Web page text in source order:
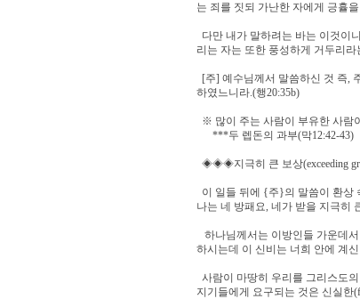
는 죄를 짓되 가난한 자에게 긍휼
다만 내가 말하려는 바는 이것이
리는 자는 또한 풍성하게 거두리라
[주] 예수님께서 말씀하신 것 즉,
하였느니라.(행20:35b)
※ 많이 주는 사람이 부유한 사람
***두 렙돈의 과부(막12:42-43)
◈◈◈지극히 큰 보상(exceeding
이 일들 뒤에 {주}의 말씀이 환상
나는 네 방패요, 네가 받을 지극히
하나님께서는 이방인들 가운데
하시는데 이 신비는 너희 안에 계
사람이 마땅히 우리를 그리스도
지기들에게 요구되는 것은 신실한